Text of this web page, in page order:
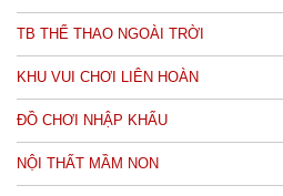
TB THỂ THAO NGOÀI TRỜI
KHU VUI CHƠI LIÊN HOÀN
ĐỒ CHƠI NHẬP KHẨU
NỘI THẤT MẦM NON